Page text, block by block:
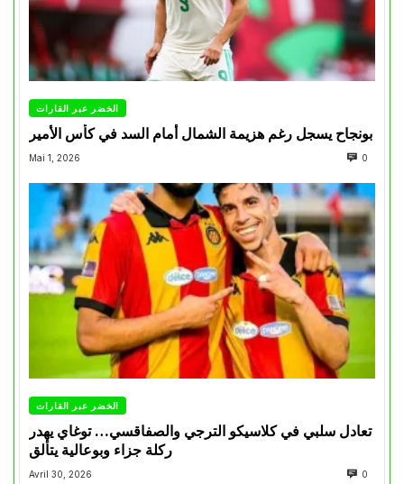
الخضر عبر القارات
بونجاح يسجل رغم هزيمة الشمال أمام السد في كأس الأمير
Mai 1, 2026 0
الخضر عبر القارات
تعادل سلبي في كلاسيكو الترجي والصفاقسي… توغاي يهدر
ركلة جزاء وبوعالية يتألق
Avril 30, 2026 0